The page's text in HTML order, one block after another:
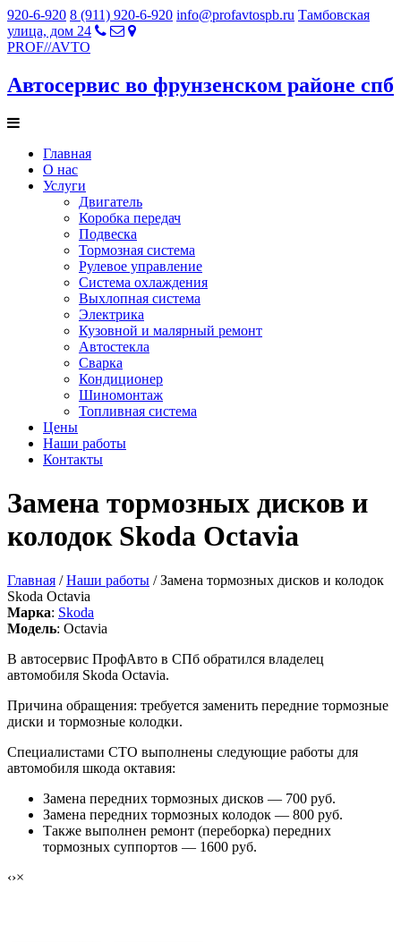
920-6-920 8 (911) 920-6-920 info@profavtospb.ru Тамбовская
улица, дом 24
PROF//AVTO
Автосервис во фрунзенском районе спб
Главная
О нас
Услуги
Двигатель
Коробка передач
Подвеска
Тормозная система
Рулевое управление
Система охлаждения
Выхлопная система
Электрика
Кузовной и малярный ремонт
Автостекла
Сварка
Кондиционер
Шиномонтаж
Топливная система
Цены
Наши работы
Контакты
Замена тормозных дисков и
колодок Skoda Octavia
Главная /Наши работы / Замена тормозных дисков и колодок
Skoda Octavia
Марка: Skoda
Модель: Octavia
В автосервис ПрофАвто в СПб обратился владелец
автомобиля Skoda Octavia.
Причина обращения: требуется заменить передние тормозные
диски и тормозные колодки.
Специалистами СТО выполнены следующие работы для
автомобиля шкода октавия:
Замена передних тормозных дисков — 700 руб.
Замена передних тормозных колодок — 800 руб.
Также выполнен ремонт (переборка) передних
тормозных суппортов — 1600 руб.
‹›×